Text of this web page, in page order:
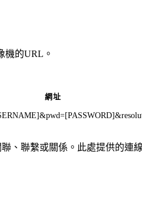
機的URL。
網址
聯、聯繫或關係。此處提供的